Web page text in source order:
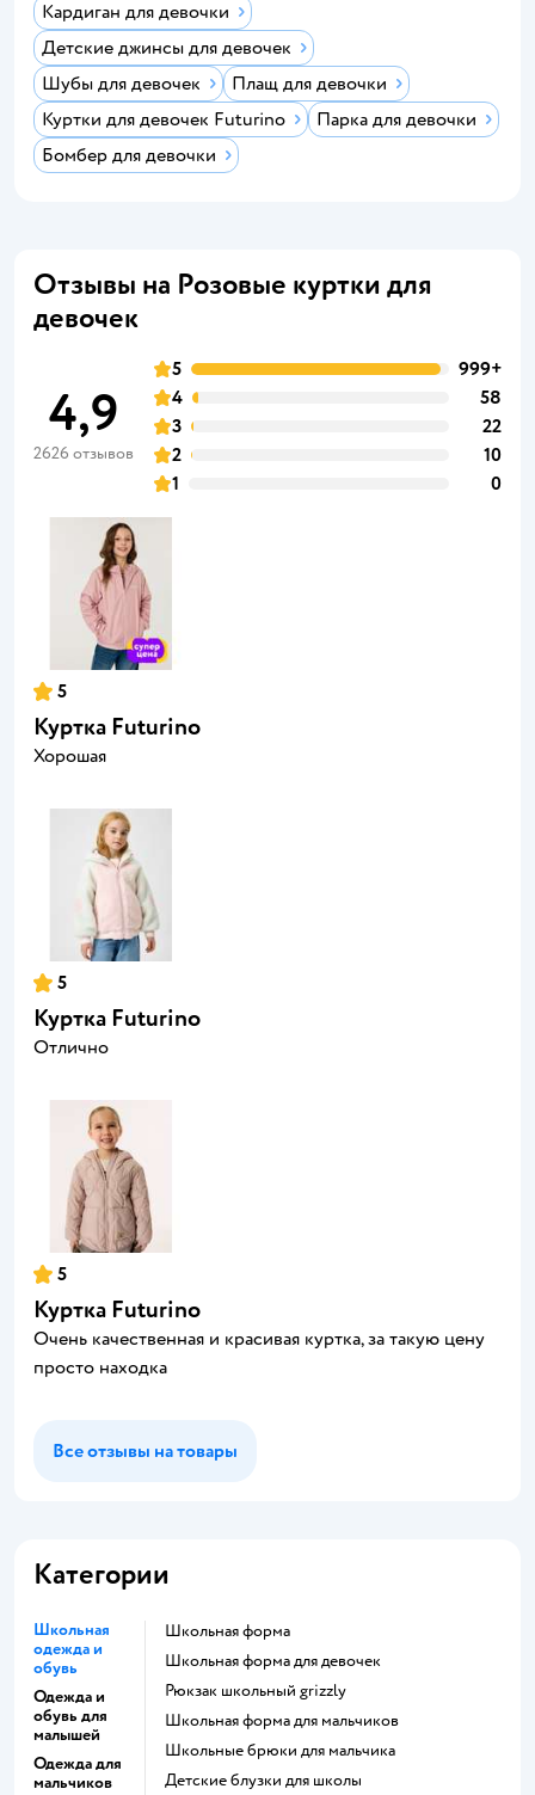
Кардиган для девочки
Детские джинсы для девочек
Шубы для девочек
Плащ для девочки
Куртки для девочек Futurino
Парка для девочки
Бомбер для девочки
Отзывы на Розовые куртки для
девочек
4,9
2626 отзывов
5
999+
4
58
3
22
2
10
1
0
5
Куртка Futurino
Хорошая
5
Куртка Futurino
Отлично
5
Куртка Futurino
Очень качественная и красивая куртка, за такую цену
просто находка
Все отзывы на товары
Категории
Школьная
одежда и
обувь
Одежда и
обувь для
малышей
Одежда для
мальчиков
Школьная форма
Школьная форма для девочек
Рюкзак школьный grizzly
Школьная форма для мальчиков
Школьные брюки для мальчика
Детские блузки для школы